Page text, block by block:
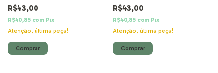
R$43,00
R$40,85 com Pix
Atenção, última peça!
R$43,00
R$40,85 com Pix
Atenção, última peça!